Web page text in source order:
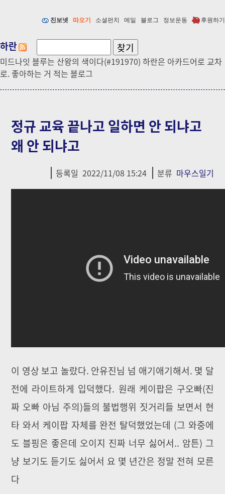
진보넷 따오기 소셜펀치 메일 블로그 정보운동 후원하기
하란
미드나잇 블루는 산왕의 색이다(#191970) 하란은 아카드어로 교차
로. 좋아하는 거 적는 블로그
정규 교육 끝나고 일하면 안 되냐고
왜 안 되냐고
등록일 2022/11/08 15:24 분류 마우스일기
이 영상 보고 놀랐다. 안유진님 넘 애기애기해서. 몇 달
전에 라이트하게 입덕했다. 원래 케이팝은 구오빠(진
짜 오빠 아님 주의)들의 불법행위 짓거리들 보면서 현
타 와서 케이팝 자체를 완전 탈덕했었는데 (그 와중에
도 블핑은 좋은데 오이지 진짜 너무 싫어서.. 암튼) 그
냥 보기도 듣기도 싫어서 요 몇 년간은 정말 전혀 모른
다